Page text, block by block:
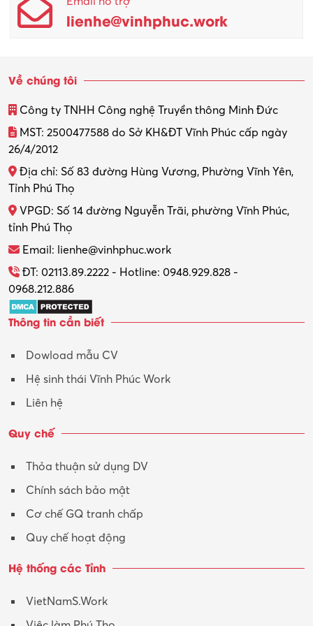
Quản trị kinh doanh
Thiết kế nội thất
Thợ máy – Ô tô – Xe máy
Thực tập
Tổ chức sự kiện – Quà tặng
Trợ lý
Tư vấn
Tư vấn – Kiến trúc
Y tế-Dược
lienhe@vinhphuc.work
Về chúng tôi
Công ty TNHH Công nghệ Truyền thông Minh Đức
MST: 2500477588 do Sở KH&ĐT Vĩnh Phúc cấp ngày
26/4/2012
Địa chỉ: Số 83 đường Hùng Vương, Phường Vĩnh Yên,
Tỉnh Phú Thọ
VPGD: Số 14 đường Nguyễn Trãi, phường Vĩnh Phúc,
tỉnh Phú Thọ
Email: lienhe@vinhphuc.work
ĐT: 02113.89.2222 - Hotline: 0948.929.828 -
0968.212.886
Thông tin cần biết
Dowload mẫu CV
Hệ sinh thái Vĩnh Phúc Work
Liên hệ
Quy chế
Thỏa thuận sử dụng DV
Chính sách bảo mật
Cơ chế GQ tranh chấp
Quy chế hoạt động
Hệ thống các Tỉnh
VietNamS.Work